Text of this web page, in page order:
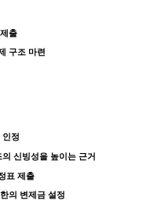
출
구조 마련
인정
의 신빙성을 높이는 근거
표 제출
의 변제금 설정